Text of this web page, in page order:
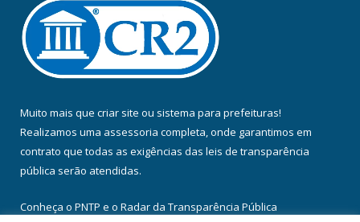
Muito mais que criar site ou sistema para prefeituras!
Realizamos uma assessoria completa, onde garantimos em
contrato que todas as exigências das leis de transparência
pública serão atendidas.
Conheça o PNTP e o Radar da Transparência Pública